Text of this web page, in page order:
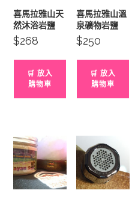
喜馬拉雅山天
然沐浴岩鹽
$268
🛒 放入
購物車
喜馬拉雅山溫
泉礦物岩鹽
$250
🛒 放入
購物車